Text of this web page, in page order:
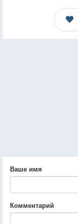
Ваше имя
Комментарий